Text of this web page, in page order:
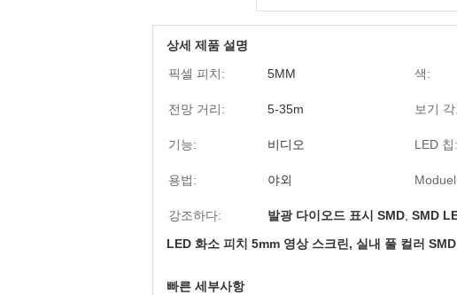
상세 제품 설명
픽셀 피치:
5MM 색:
전망 거리: 5-35m 보기
기능: 비디오 LED 칩:
용법: 야외
강조하다: 발광 다이오드 표시 SMD SMD
LED 화소 피치 5mm 영상 스크린, 실내 풀 컬러
빠른 세부사항